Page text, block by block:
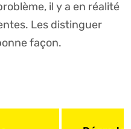
il y a en réalité
Les distinguer
façon.